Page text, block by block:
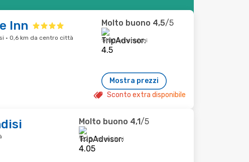
Inn
· 0,6 km da centro città
Molto buono 4,5/5
1400 recensioni
Mostra prezzi
Sconto extra disponibile
Molto buono 4,1/5
1625 recensioni